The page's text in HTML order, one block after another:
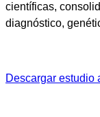
científicas,
diagnóstico,
Descargar estudio